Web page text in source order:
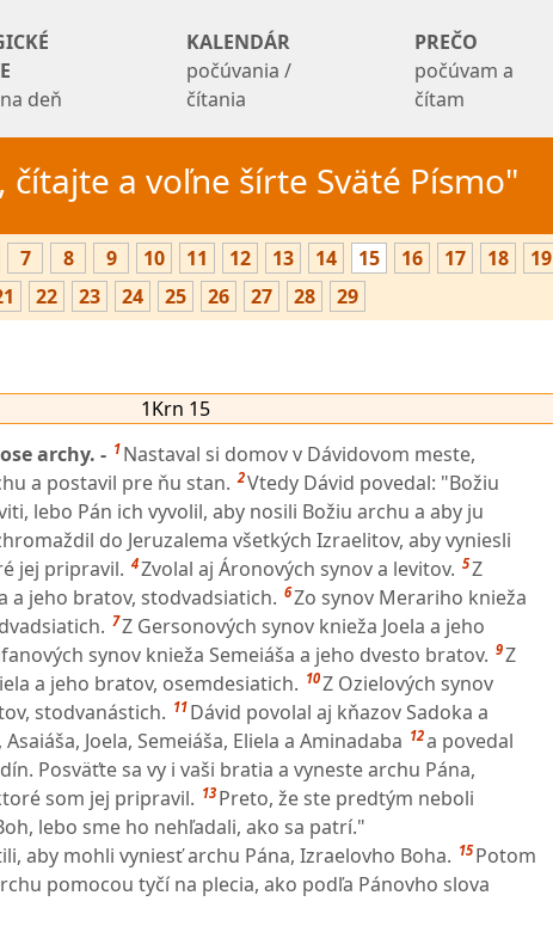
deň
KALENDÁR
počúvania /
čítania
PREČO
počúvam a
čítam
čítajte a voľne šírte Sväté Písmo"
7 8 9 10 11 12 13 14 15 16 17 18 19
22 23 24 25 26 27 28 29
1Krn 15
archy. - 1 Nastaval si domov v Dávidovom meste,
a postavil pre ňu stan. 2Vtedy Dávid povedal: "Božiu
lebo Pán ich vyvolil, aby nosili Božiu archu a aby ju
do Jeruzalema všetkých Izraelitov, aby vyniesli
jej pripravil. 4Zvolal aj Áronových synov a levitov. 5Z
a jeho bratov, stodvadsiatich. 6Zo synov Merariho knieža
7Z Gersonových synov knieža Joela a jeho
synov knieža Semeiáša a jeho dvesto bratov. 9Z
a jeho bratov, osemdesiatich. 10Z Ozielových synov
stodvanástich. 11 Dávid povolal aj kňazov Sadoka a
Joela, Semeiáša, Eliela a Aminadaba 12a povedal
Posväťte sa vy i vaši bratia a vyneste archu Pána,
som jej pripravil. 13 Preto, že ste predtým neboli
lebo sme ho nehľadali, ako sa patrí."
aby mohli vyniesť archu Pána, Izraelovho Boha. 15 Potom
pomocou tyčí na plecia, ako podľa Pánovho slova